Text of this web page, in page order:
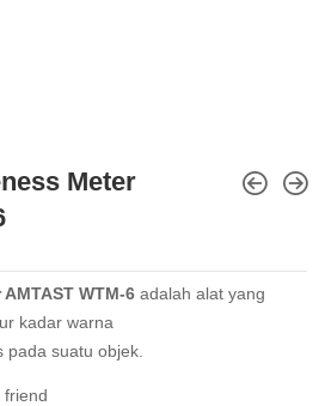
Meter
WTM-6 adalah alat yang
kadar warna
pada suatu objek
friend